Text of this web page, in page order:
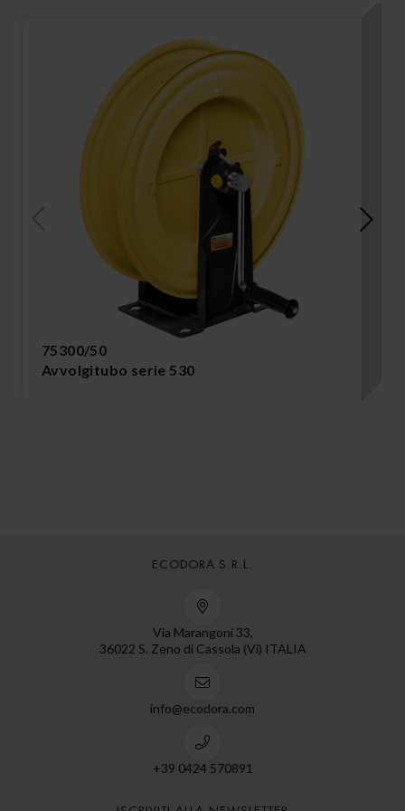
75300/50
Avvolgitubo serie 530
ECODORA S.R.L.
Via Marangoni 33,
36022 S. Zeno di Cassola (Vi) ITALIA
info@ecodora.com
+39 0424 570891